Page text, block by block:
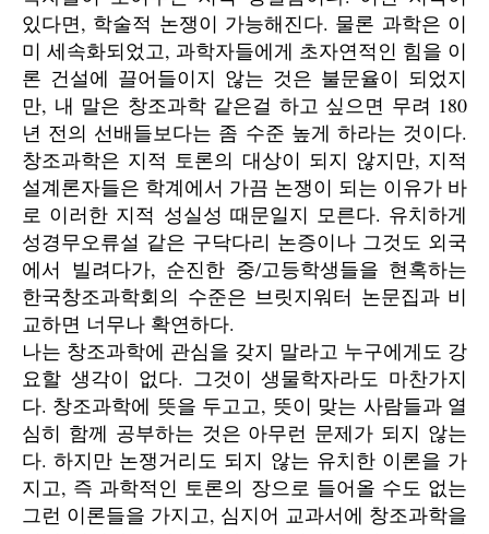
있다면, 학술적 논쟁이 가능해진다. 물론 과학은 이
미 세속화되었고, 과학자들에게 초자연적인 힘을 이
론 건설에 끌어들이지 않는 것은 불문율이 되었지
만, 내 말은 창조과학 같은걸 하고 싶으면 무려 180
년 전의 선배들보다는 좀 수준 높게 하라는 것이다.
창조과학은 지적 토론의 대상이 되지 않지만, 지적
설계론자들은 학계에서 가끔 논쟁이 되는 이유가 바
로 이러한 지적 성실성 때문일지 모른다. 유치하게
성경무오류설 같은 구닥다리 논증이나 그것도 외국
에서 빌려다가, 순진한 중/고등학생들을 현혹하는
한국창조과학회의 수준은 브릿지워터 논문집과 비
교하면 너무나 확연하다.
나는 창조과학에 관심을 갖지 말라고 누구에게도 강
요할 생각이 없다. 그것이 생물학자라도 마찬가지
다. 창조과학에 뜻을 두고고, 뜻이 맞는 사람들과 열
심히 함께 공부하는 것은 아무런 문제가 되지 않는
다. 하지만 논쟁거리도 되지 않는 유치한 이론을 가
지고, 즉 과학적인 토론의 장으로 들어올 수도 없는
그런 이론들을 가지고, 심지어 교과서에 창조과학을